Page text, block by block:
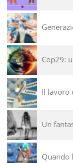
Cop29:
Il lavoro
Un
Quando